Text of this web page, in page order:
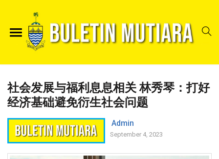
社会发展与福利息息相关 林秀琴：打好
经济基础避免衍生社会问题
Admin
September 4, 2023